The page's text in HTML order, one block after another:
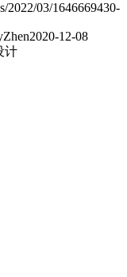
2022/03/1646669430-
2020-12-08
计